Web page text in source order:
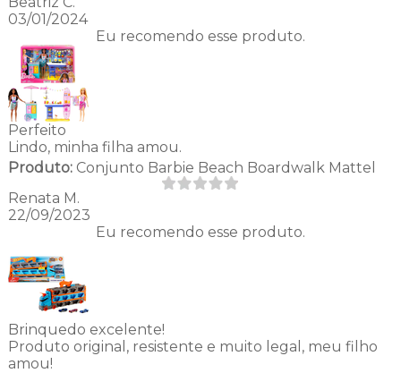
03/01/2024
Eu recomendo esse produto.
Perfeito
Lindo, minha filha amou.
Produto:Conjunto Barbie Beach Boardwalk Mattel
Renata M.
22/09/2023
Eu recomendo esse produto.
Brinquedo excelente!
Produto original, resistente e muito legal, meu filho
amou!